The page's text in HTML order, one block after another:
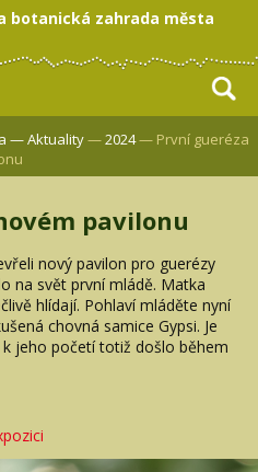
botanická zahrada města
—Aktuality—2024— První gueréza
pavilonu
nový pavilon pro guerézy
na svět první mládě. Matka
hlídají. Pohlaví mláděte nyní
chovná samice Gypsi. Je
jeho početí totiž došlo během